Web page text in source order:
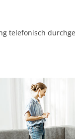
telefonisch